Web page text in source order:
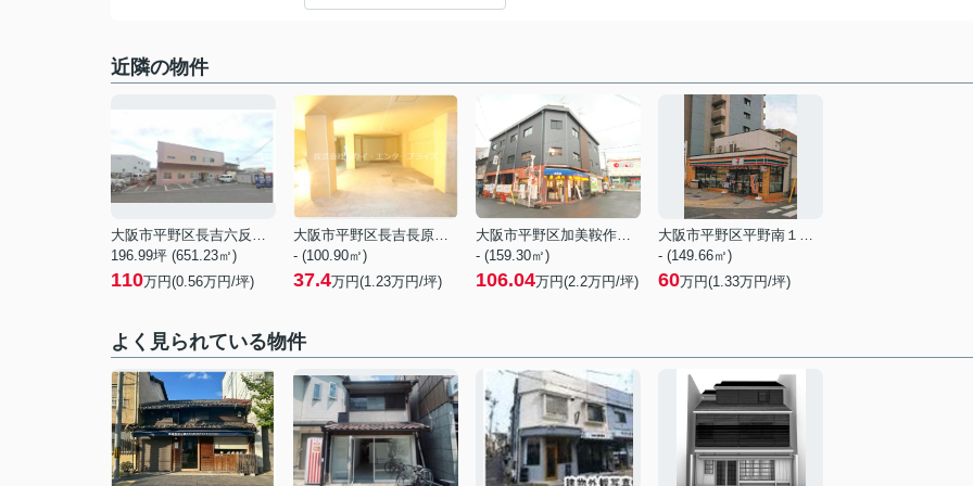
近隣の物件
196.99坪 (651.23㎡)
110万円(0.56万円/坪)
- (100.90㎡)
37.4万円(1.23万円/坪)
- (159.30㎡)
106.04万円(2.2万円/坪)
- (149.66㎡)
60万円(1.33万円/坪)
よく見られている物件